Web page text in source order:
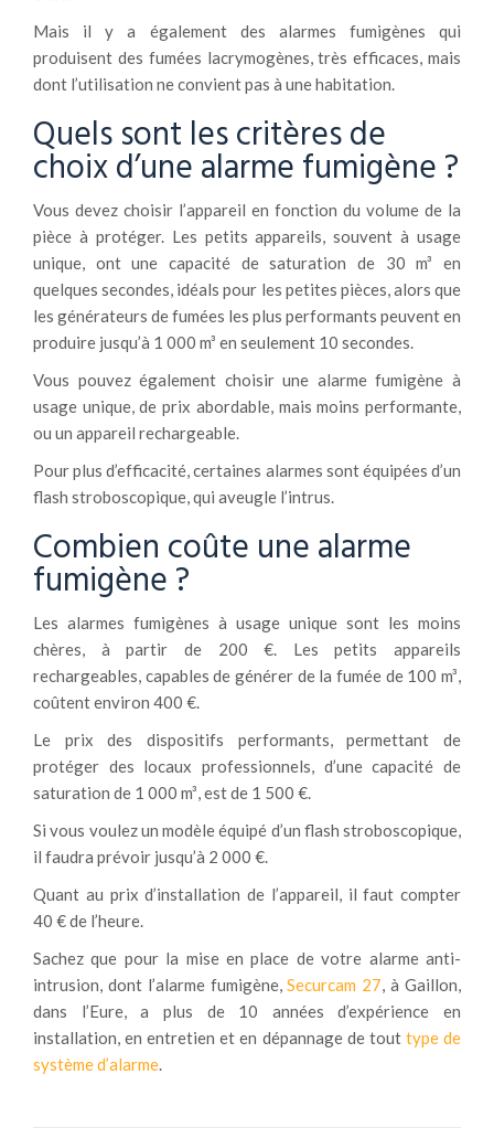
Mais il y a également des alarmes fumigènes qui
produisent des fumées lacrymogènes, très efficaces, mais
dont l’utilisation ne convient pas à une habitation.
Quels sont les critères de
choix d’une alarme fumigène ?
Vous devez choisir l’appareil en fonction du volume de la
pièce à protéger. Les petits appareils, souvent à usage
unique, ont une capacité de saturation de 30 m³ en
quelques secondes, idéals pour les petites pièces, alors que
les générateurs de fumées les plus performants peuvent en
produire jusqu’à 1 000 m³ en seulement 10 secondes.
Vous pouvez également choisir une alarme fumigène à
usage unique, de prix abordable, mais moins performante,
ou un appareil rechargeable.
Pour plus d’efficacité, certaines alarmes sont équipées d’un
flash stroboscopique, qui aveugle l’intrus.
Combien coûte une alarme
fumigène ?
Les alarmes fumigènes à usage unique sont les moins
chères, à partir de 200 €. Les petits appareils
rechargeables, capables de générer de la fumée de 100 m³,
coûtent environ 400 €.
Le prix des dispositifs performants, permettant de
protéger des locaux professionnels, d’une capacité de
saturation de 1 000 m³, est de 1 500 €.
Si vous voulez un modèle équipé d’un flash stroboscopique,
il faudra prévoir jusqu’à 2 000 €.
Quant au prix d’installation de l’appareil, il faut compter
40 € de l’heure.
Sachez que pour la mise en place de votre alarme anti-
intrusion, dont l’alarme fumigène,Securcam 27, à Gaillon,
dans l’Eure, a plus de 10 années d’expérience en
installation, en entretien et en dépannage de tout type de
système d’alarme.